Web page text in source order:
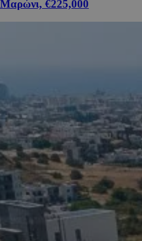
Μαρώνι, €225,000